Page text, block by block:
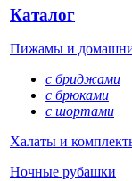
Каталог
Пижамы и
с бриджами
с брюками
с шортами
Халаты и
Ночные рубашки